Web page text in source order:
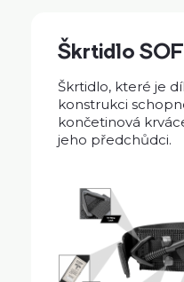
Škrtidlo
Škrtidlo, které je
konstrukci
končetinová
jeho předchůdci.